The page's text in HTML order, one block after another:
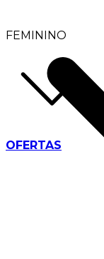
FEMININO
OFERTAS